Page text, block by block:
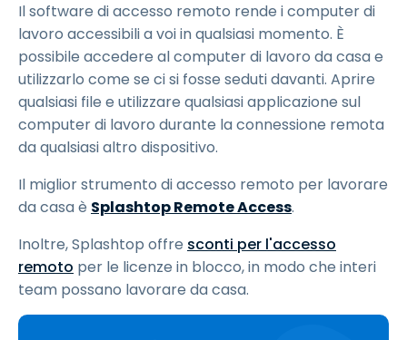
Il software di accesso remoto rende i computer di
lavoro accessibili a voi in qualsiasi momento. È
possibile accedere al computer di lavoro da casa e
utilizzarlo come se ci si fosse seduti davanti. Aprire
qualsiasi file e utilizzare qualsiasi applicazione sul
computer di lavoro durante la connessione remota
da qualsiasi altro dispositivo.
Il miglior strumento di accesso remoto per lavorare
da casa è Splashtop Remote Access.
Inoltre, Splashtop offre sconti per l'accesso
remoto per le licenze in blocco, in modo che interi
team possano lavorare da casa.